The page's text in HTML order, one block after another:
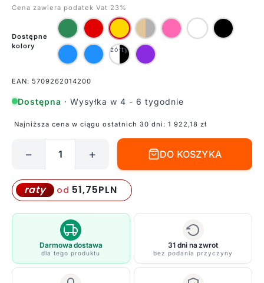
Cena zawiera podatek Vat 23%
Dostępne
kolory
EAN: 5709262014200
Dostępna · Wysyłka w 4 - 6 tygodnie
Najniższa cena w ciągu ostatnich 30 dni: 1 922,18 zł
lampa
Flowerpot
VP7
musztardowym
kolorze
o
− + DO KOSZYKA
raty od 51,75PLN
Darmowa dostawa
dla tego produktu
31 dni na zwrot
bez podania przyczyny